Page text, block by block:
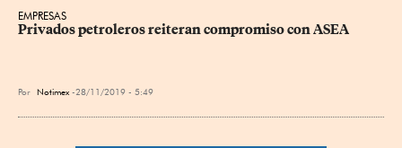
EMPRESAS
Privados petroleros reiteran compromiso con ASEA
Por Notimex 28/11/2019 - 5:49